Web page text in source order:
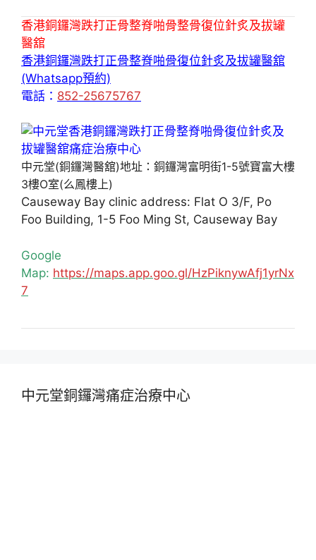
香港銅鑼灣跌打正骨整脊啪骨整骨復位針炙及拔罐
醫舘
香港銅鑼灣跌打正骨整脊啪骨復位針炙及拔罐醫舘
(Whatsapp預約)
電話： 852-25675767
中元堂(銅鑼灣醫舘)地址：銅鑼灣富明街1-5號寶富大樓
3樓O室(么鳳樓上)
Causeway Bay clinic address: Flat O 3/F, Po
Foo Building, 1-5 Foo Ming St, Causeway Bay
Google
Map: https://maps.app.goo.gl/HzPiknywAfj1yrNx
7
中元堂銅鑼灣痛症治療中心